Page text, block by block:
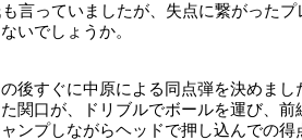
言っていましたが、失点に繋がった
いでしょうか。
後すぐに中原による同点弾を決めまし
関口が、ドリブルでボールを運び、前
ンプしながらヘッドで押し込んでの得